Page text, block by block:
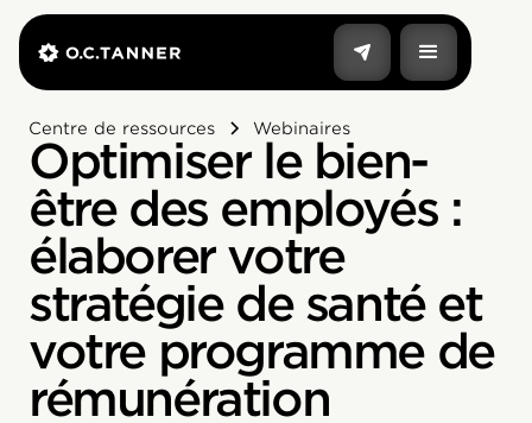
Centre de ressources Webinaires
Optimiser le bien-
être des employés :
élaborer votre
stratégie de santé et
votre programme de
rémunération